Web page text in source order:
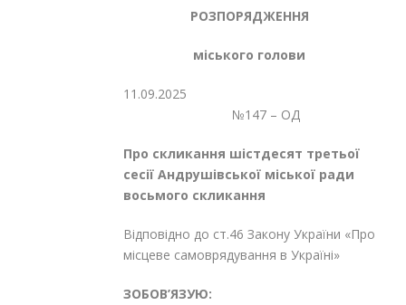
РОЗПОРЯДЖЕННЯ
міського голови
11.09.2025
№147 – ОД
Про скликання шістдесят третьої
сесії Андрушівської міської ради
восьмого скликання
Відповідно до ст.46 Закону України «Про
місцеве самоврядування в Україні»
ЗОБОВ’ЯЗУЮ: